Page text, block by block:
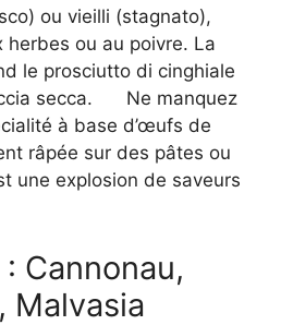
ou vieilli (stagnato),
ou au poivre. La
le prosciutto di cinghiale
secca.
Ne manquez
à base d’œufs de
râpée sur des pâtes ou
une explosion de saveurs
Cannonau,
Malvasia